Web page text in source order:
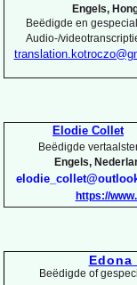
Engels,
Beëdigde en
Audio-/
Elodie Collet
Beëdigde
Engels,
https://
Edona
Beëdigde of